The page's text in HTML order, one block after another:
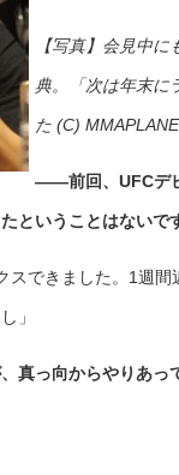
【写真】会見中
典。「次は年末に
た (C)
――前回、UFCデ
ということはないで
スできました。1週
」
っ向からやりあっ